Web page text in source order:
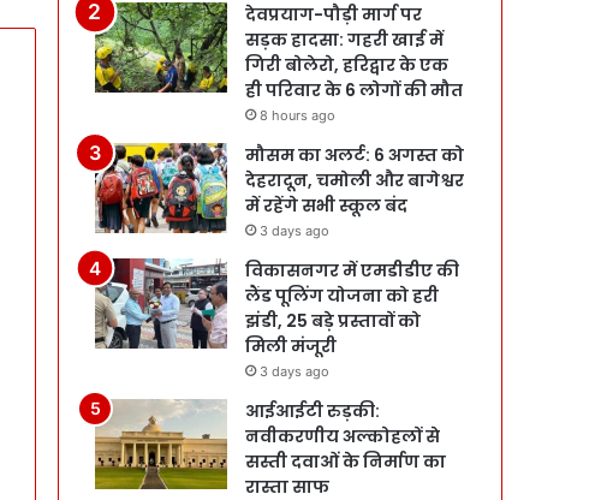
देवप्रयाग-पौड़ी मार्ग पर
सड़क हादसा: गहरी खाई में
गिरी बोलेरो, हरिद्वार के एक
ही परिवार के 6 लोगों की मौत
8 hours ago
मौसम का अलर्ट: 6 अगस्त को
देहरादून, चमोली और बागेश्वर
में रहेंगे सभी स्कूल बंद
3 days ago
विकासनगर में एमडीडीए की
लैंड पूलिंग योजना को हरी
झंडी, 25 बड़े प्रस्तावों को
मिली मंजूरी
3 days ago
आईआईटी रुड़की:
नवीकरणीय अल्कोहलों से
सस्ती दवाओं के निर्माण का
रास्ता साफ